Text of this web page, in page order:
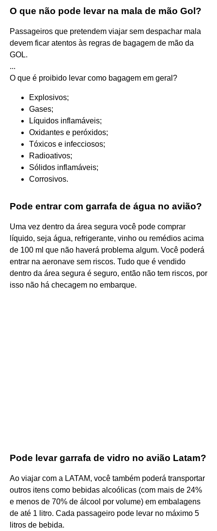
O que não pode levar na mala de mão Gol?
Passageiros que pretendem viajar sem despachar mala
devem ficar atentos às regras de bagagem de mão da
GOL.
...
O que é proibido levar como bagagem em geral?
Explosivos;
Gases;
Líquidos inflamáveis;
Oxidantes e peróxidos;
Tóxicos e infecciosos;
Radioativos;
Sólidos inflamáveis;
Corrosivos.
Pode entrar com garrafa de água no avião?
Uma vez dentro da área segura você pode comprar
líquido, seja água, refrigerante, vinho ou remédios acima
de 100 ml que não haverá problema algum. Você poderá
entrar na aeronave sem riscos. Tudo que é vendido
dentro da área segura é seguro, então não tem riscos, por
isso não há checagem no embarque.
Pode levar garrafa de vidro no avião Latam?
Ao viajar com a LATAM, você também poderá transportar
outros itens como bebidas alcoólicas (com mais de 24%
e menos de 70% de álcool por volume) em embalagens
de até 1 litro. Cada passageiro pode levar no máximo 5
litros de bebida.